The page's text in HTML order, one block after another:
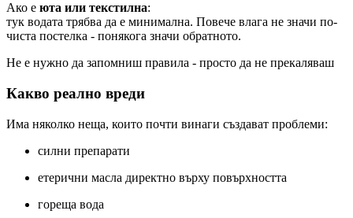
Ако е юта или текстилна:
тук водата трябва да е минимална. Повече влага не значи по-
чиста постелка - понякога значи обратното.
Не е нужно да запомниш правила - просто да не прекаляваш
Какво реално вреди
Има няколко неща, които почти винаги създават проблеми:
силни препарати
етерични масла директно върху повърхността
гореща вода